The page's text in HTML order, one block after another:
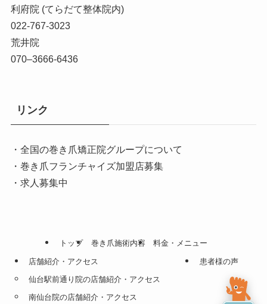
利府院 (てらだて整体院内)
022-767-3023
荒井院
070–3666-6436
リンク
・全国の巻き爪矯正院グループについて
・巻き爪フランチャイズ加盟店募集
・求人募集中
トップ 巻き爪施術内容 料金・メニュー
店舗紹介・アクセス
仙台駅前通り院の店舗紹介・アクセス
南仙台院の店舗紹介・アクセス
患者様の声